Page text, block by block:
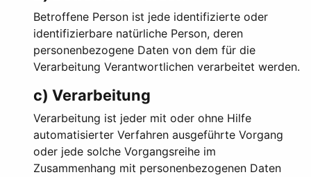
Betroffene Person ist jede identifizierte oder
identifizierbare natürliche Person, deren
personenbezogene Daten von dem für die
Verarbeitung Verantwortlichen verarbeitet werden.
c) Verarbeitung
Verarbeitung ist jeder mit oder ohne Hilfe
automatisierter Verfahren ausgeführte Vorgang
oder jede solche Vorgangsreihe im
Zusammenhang mit personenbezogenen Daten